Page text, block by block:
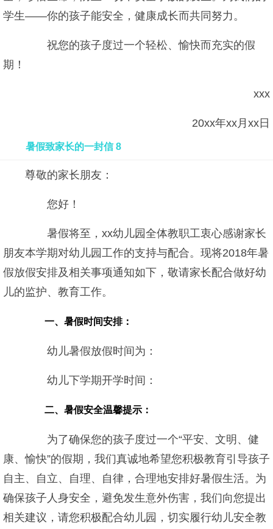
学生——你的孩子能安全，健康成长而共同努力。
祝您的孩子度过一个轻松、愉快而充实的假
期！
xxx
20xx年xx月xx日
暑假致家长的一封信 8
尊敬的家长朋友：
您好！
暑假将至，xx幼儿园全体教职工衷心感谢家长
朋友本学期对幼儿园工作的支持与配合。现将2018年暑
假放假安排及相关事项通知如下，敬请家长配合做好幼
儿的监护、教育工作。
一、暑假时间安排：
幼儿暑假放假时间为：
幼儿下学期开学时间：
二、暑假安全温馨提示：
为了确保您的孩子度过一个“平安、文明、健
康、愉快”的假期，我们真诚地希望您积极教育引导孩子
自主、自立、自理、自律，合理地安排好暑假生活。为
确保孩子人身安全，避免发生意外伤害，我们向您提出
相关建议，请您积极配合幼儿园，切实履行幼儿安全教